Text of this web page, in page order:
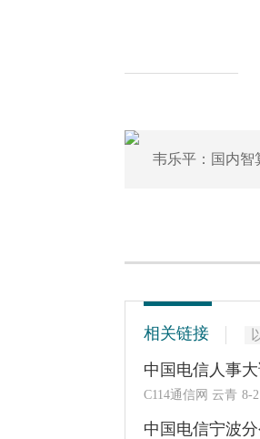
韦乐平：国内智
相关链接
中国电信人事
C114通信网 云青 8-2
中国电信宁波